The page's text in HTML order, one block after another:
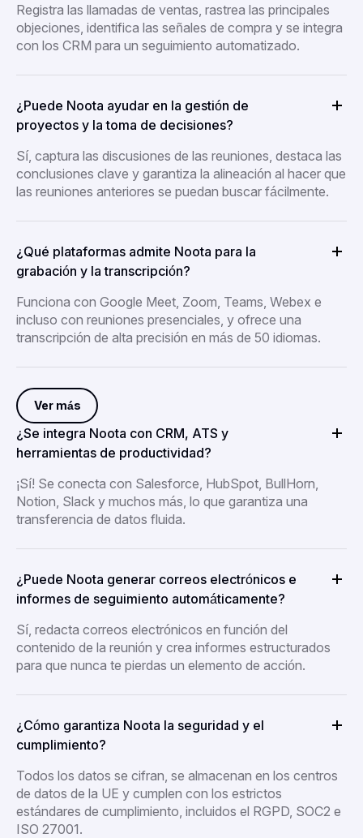
Registra las llamadas de ventas, rastrea las principales
objeciones, identifica las señales de compra y se integra
con los CRM para un seguimiento automatizado.
¿Puede Noota ayudar en la gestión de
proyectos y la toma de decisiones?
Sí, captura las discusiones de las reuniones, destaca las
conclusiones clave y garantiza la alineación al hacer que
las reuniones anteriores se puedan buscar fácilmente.
¿Qué plataformas admite Noota para la
grabación y la transcripción?
Funciona con Google Meet, Zoom, Teams, Webex e
incluso con reuniones presenciales, y ofrece una
transcripción de alta precisión en más de 50 idiomas.
Ver más
¿Se integra Noota con CRM, ATS y
herramientas de productividad?
¡Sí! Se conecta con Salesforce, HubSpot, BullHorn,
Notion, Slack y muchos más, lo que garantiza una
transferencia de datos fluida.
¿Puede Noota generar correos electrónicos e
informes de seguimiento automáticamente?
Sí, redacta correos electrónicos en función del
contenido de la reunión y crea informes estructurados
para que nunca te pierdas un elemento de acción.
¿Cómo garantiza Noota la seguridad y el
cumplimiento?
Todos los datos se cifran, se almacenan en los centros
de datos de la UE y cumplen con los estrictos
estándares de cumplimiento, incluidos el RGPD, SOC2 e
ISO 27001.